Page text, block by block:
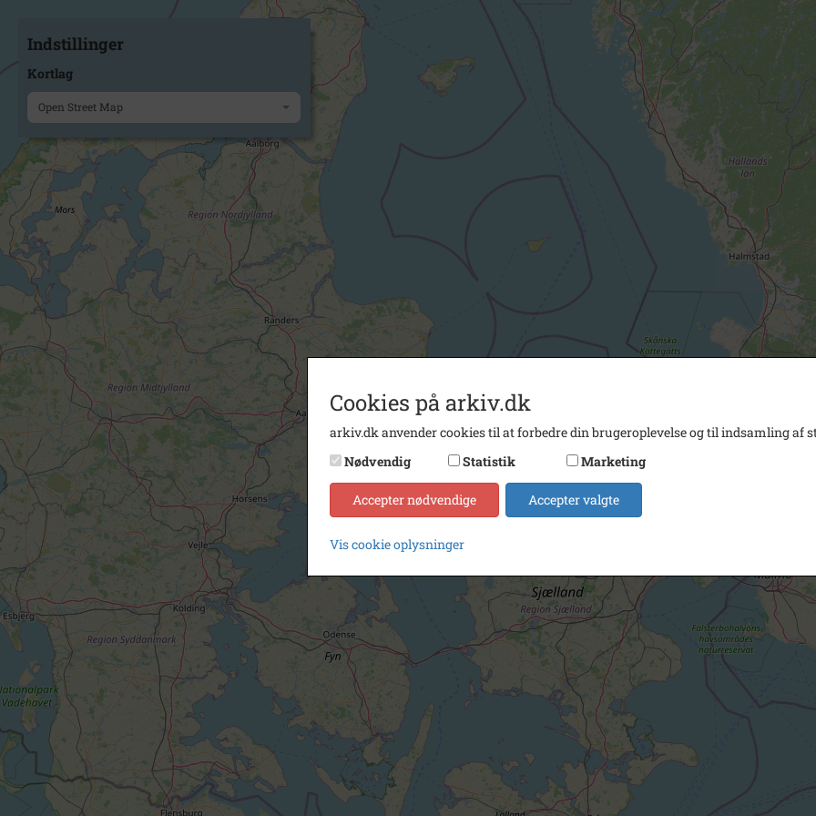
Indstillinger
Kortlag
Open Street Map
Cookies på arkiv.dk
arkiv.dk anvender cookies til at forbedre din brugeroplevelse og til indsamling af
Nødvendig
Statistik Marketing
Accepter nødvendige Accepter valgte
Vis cookie oplysninger